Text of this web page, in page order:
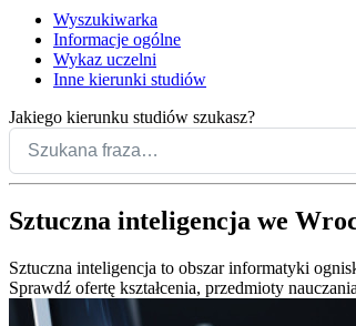
Wyszukiwarka
Informacje ogólne
Wykaz uczelni
Inne kierunki studiów
Jakiego kierunku studiów szukasz?
Sztuczna inteligencja we
Sztuczna inteligencja to obszar informatyki
Sprawdź ofertę kształcenia, przedmioty